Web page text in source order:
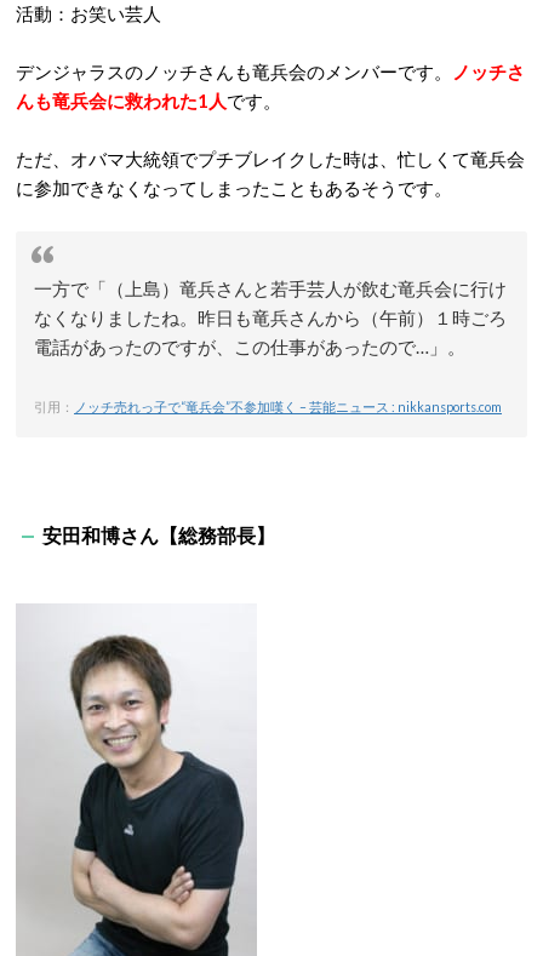
活動：お笑い芸人
デンジャラスのノッチさんも竜兵会のメンバーです。
ノッチさ
んも竜兵会に救われた1人 です。
ただ、オバマ大統領でプチブレイクした時は、忙しくて竜兵会
に参加できなくなってしまったこともあるそうです。
一方で「（上島）竜兵さんと若手芸人が飲む竜兵会に行け
なくなりましたね。昨日も竜兵さんから（午前）１時ごろ
電話があったのですが、この仕事があったので…」。
引用： ノッチ売れっ子で“竜兵会”不参加嘆く – 芸能ニュース : nikkansports.com
安田和博さん【総務部長】